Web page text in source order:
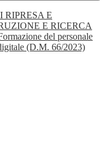
E
E RICERCA
del personale
(D.M. 66/2023)